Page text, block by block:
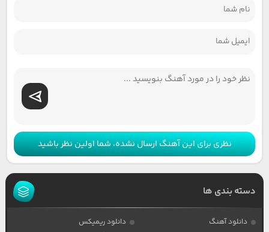
نظری برای این آهنگ ارسال نشده، شما اولین نظر باشید
دسته بندی ها
دانلود آهنگ
دانلود ریمیکس